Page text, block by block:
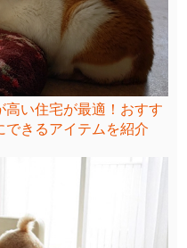
い住宅が最適！おすす
できるアイテムを紹介